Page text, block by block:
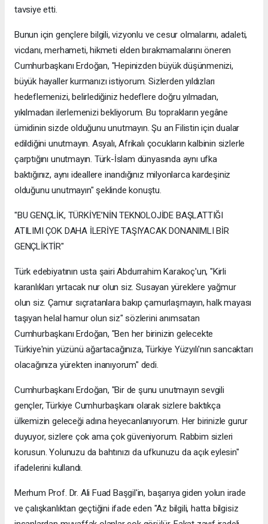
tavsiye etti.
Bunun için gençlere bilgili, vizyonlu ve cesur olmalarını, adaleti,
vicdanı, merhameti, hikmeti elden bırakmamalarını öneren
Cumhurbaşkanı Erdoğan, "Hepinizden büyük düşünmenizi,
büyük hayaller kurmanızı istiyorum. Sizlerden yıldızları
hedeflemenizi, belirlediğiniz hedeflere doğru yılmadan,
yıkılmadan ilerlemenizi bekliyorum. Bu toprakların yegâne
ümidinin sizde olduğunu unutmayın. Şu an Filistin için dualar
edildiğini unutmayın. Asyalı, Afrikalı çocukların kalbinin sizlerle
çarptığını unutmayın. Türk-İslam dünyasında aynı ufka
baktığınız, aynı ideallere inandığınız milyonlarca kardeşiniz
olduğunu unutmayın" şeklinde konuştu.
"BU GENÇLİK, TÜRKİYE’NİN TEKNOLOJİDE BAŞLATTIĞI
ATILIMI ÇOK DAHA İLERİYE TAŞIYACAK DONANIMLI BİR
GENÇLİKTİR"
Türk edebiyatının usta şairi Abdurrahim Karakoç'un, "Kirli
karanlıkları yırtacak nur olun siz. Susayan yüreklere yağmur
olun siz. Çamur sıçratanlara bakıp çamurlaşmayın, halk mayası
taşıyan helal hamur olun siz" sözlerini anımsatan
Cumhurbaşkanı Erdoğan, "Ben her birinizin gelecekte
Türkiye'nin yüzünü ağartacağınıza, Türkiye Yüzyılı'nın sancaktarı
olacağınıza yürekten inanıyorum" dedi.
Cumhurbaşkanı Erdoğan, "Bir de şunu unutmayın sevgili
gençler, Türkiye Cumhurbaşkanı olarak sizlere baktıkça
ülkemizin geleceği adına heyecanlanıyorum. Her birinizle gurur
duyuyor, sizlere çok ama çok güveniyorum. Rabbim sizleri
korusun. Yolunuzu da bahtınızı da ufkunuzu da açık eylesin"
ifadelerini kullandı.
Merhum Prof. Dr. Ali Fuad Başgil'in, başarıya giden yolun irade
ve çalışkanlıktan geçtiğini ifade eden "Az bilgili, hatta bilgisiz